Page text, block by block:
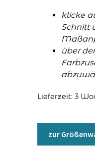
klicke
Schnitt
über
Lieferzeit: 3
zur